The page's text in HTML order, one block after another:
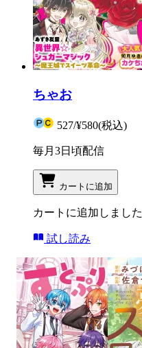
ちゃお
527/¥580(税込)
毎月3日頃配信
カートに追加
カートに追加しました
試し読み